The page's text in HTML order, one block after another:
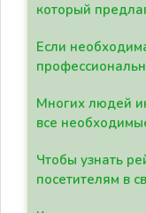
который
Если
Многих людей
все
Чтобы узнать
посетителям в